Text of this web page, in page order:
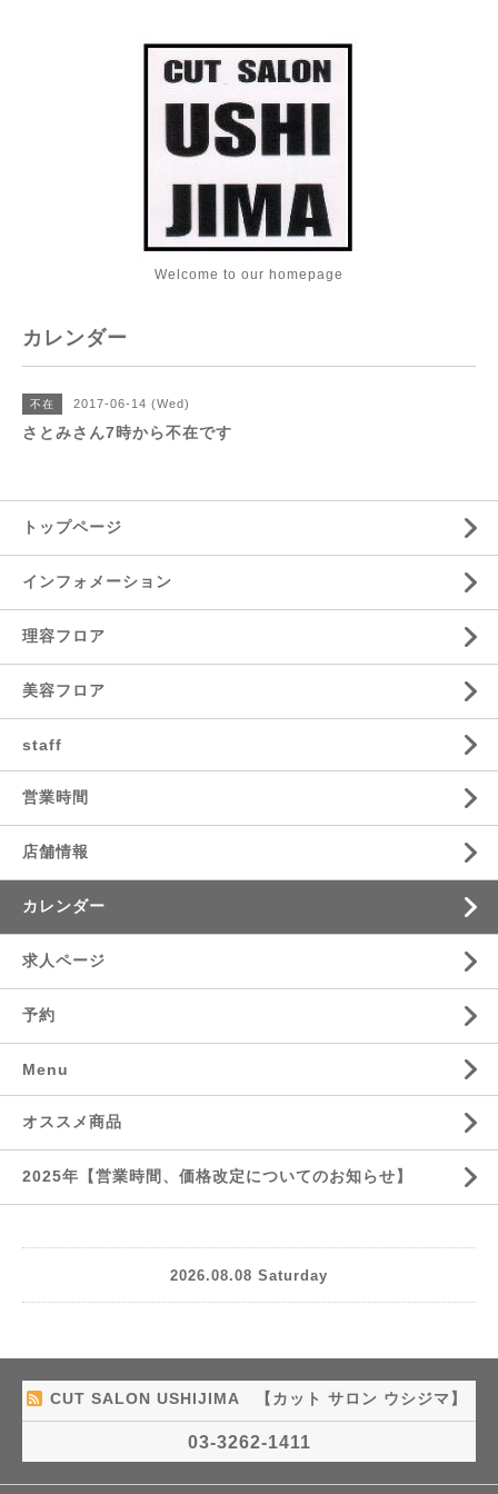
Welcome to our homepage
カレンダー
不在 2017-06-14 (Wed)
さとみさん7時から不在です
トップページ
インフォメーション
理容フロア
美容フロア
staff
営業時間
店舗情報
カレンダー
求人ページ
予約
Menu
オススメ商品
2025年【営業時間、価格改定についてのお知らせ】
2026.08.08 Saturday
CUT SALON USHIJIMA 【カット サロン ウシジマ】
03-3262-1411